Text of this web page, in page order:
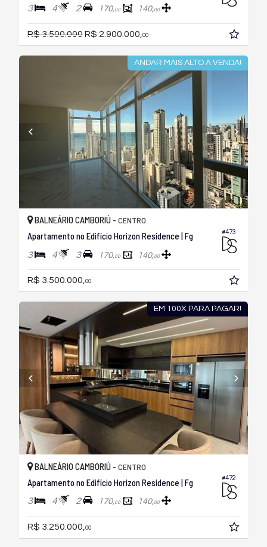
3 4 2 170,00 140,00
R$ 3.500.000R$ 2.900.000, 00
ANDAR MAIS ALTO A VENDA!
#473
BALNEÁRIO CAMBORIÚ - CENTRO
Apartamento no Edifício Horizon Residence | Fg
3 4 3 170,00 140,00
R$ 3.500.000,00
EM 100X PARA PAGAR!
#472
BALNEÁRIO CAMBORIÚ - CENTRO
Apartamento no Edifício Horizon Residence | Fg
3 4 2 170,00 140,00
R$ 3.250.000, 00